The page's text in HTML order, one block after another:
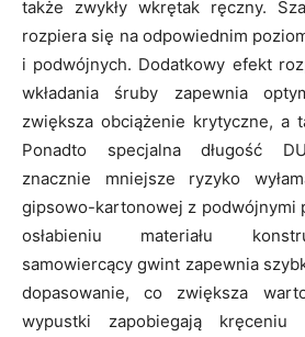
także zwykły wkrętak ręczny.
rozpiera się na odpowiednim
i podwójnych. Dodatkowy efekt
wkładania śruby zapewnia
zwiększa obciążenie krytyczne, a
Ponadto specjalna długość
znacznie mniejsze ryzyko
gipsowo-kartonowej z podwójnymi
osłabieniu materiału
samowiercący gwint zapewnia
dopasowanie, co zwiększa
wypustki zapobiegają kręceniu